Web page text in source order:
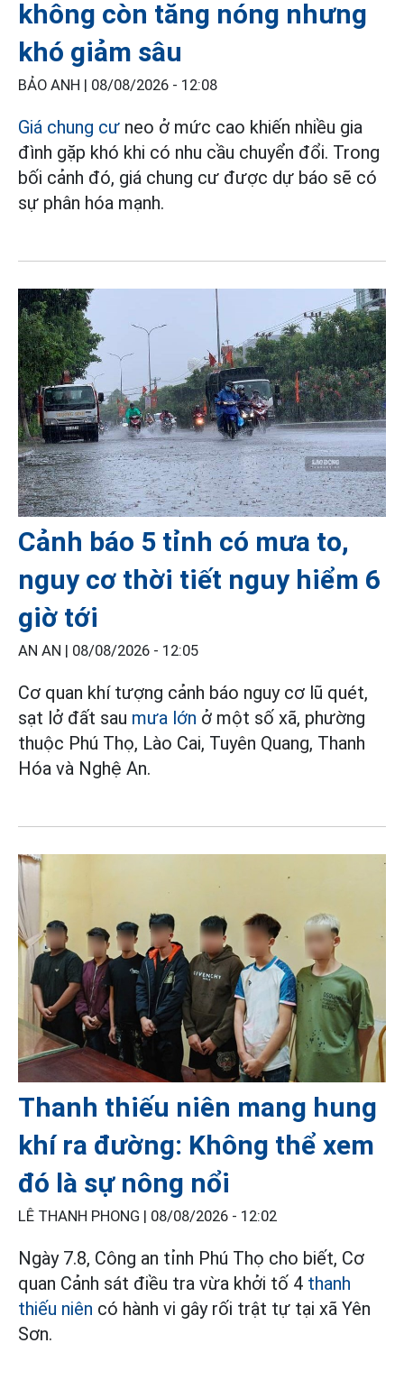
không còn tăng nóng nhưng
khó giảm sâu
BẢO ANH | 08/08/2026 - 12:08
Giá chung cư neo ở mức cao khiến nhiều gia
đình gặp khó khi có nhu cầu chuyển đổi. Trong
bối cảnh đó, giá chung cư được dự báo sẽ có
sự phân hóa mạnh.
Cảnh báo 5 tỉnh có mưa to,
nguy cơ thời tiết nguy hiểm 6
giờ tới
AN AN | 08/08/2026 - 12:05
Cơ quan khí tượng cảnh báo nguy cơ lũ quét,
sạt lở đất sau mưa lớn ở một số xã, phường
thuộc Phú Thọ, Lào Cai, Tuyên Quang, Thanh
Hóa và Nghệ An.
Thanh thiếu niên mang hung
khí ra đường: Không thể xem
đó là sự nông nổi
LÊ THANH PHONG | 08/08/2026 - 12:02
Ngày 7.8, Công an tỉnh Phú Thọ cho biết, Cơ
quan Cảnh sát điều tra vừa khởi tố 4 thanh
thiếu niên có hành vi gây rối trật tự tại xã Yên
Sơn.